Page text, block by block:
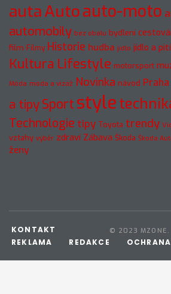
autaAutoauto-moto
automobily bez obalu bydlení
film Filmy Historie hudba jídlo jídlo a pití
Kultura Lifestyle motorsport
Móda móda a vizáž Novinka návod Praha
a tipySport style
Technologie tipy Toyota trendy
vztahy výběr zdraví Zábava Škoda Škoda
ženy
© 2023 MZONE.
KONTAKT
REKLAMA
REDAKCE